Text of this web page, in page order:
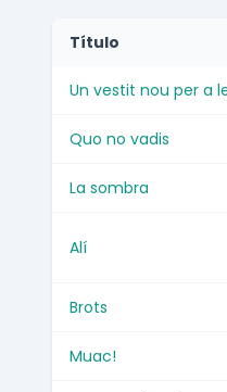
Título
Un vestit nou per a
Quo no vadis
La sombra
Alí
Brots
Muac!